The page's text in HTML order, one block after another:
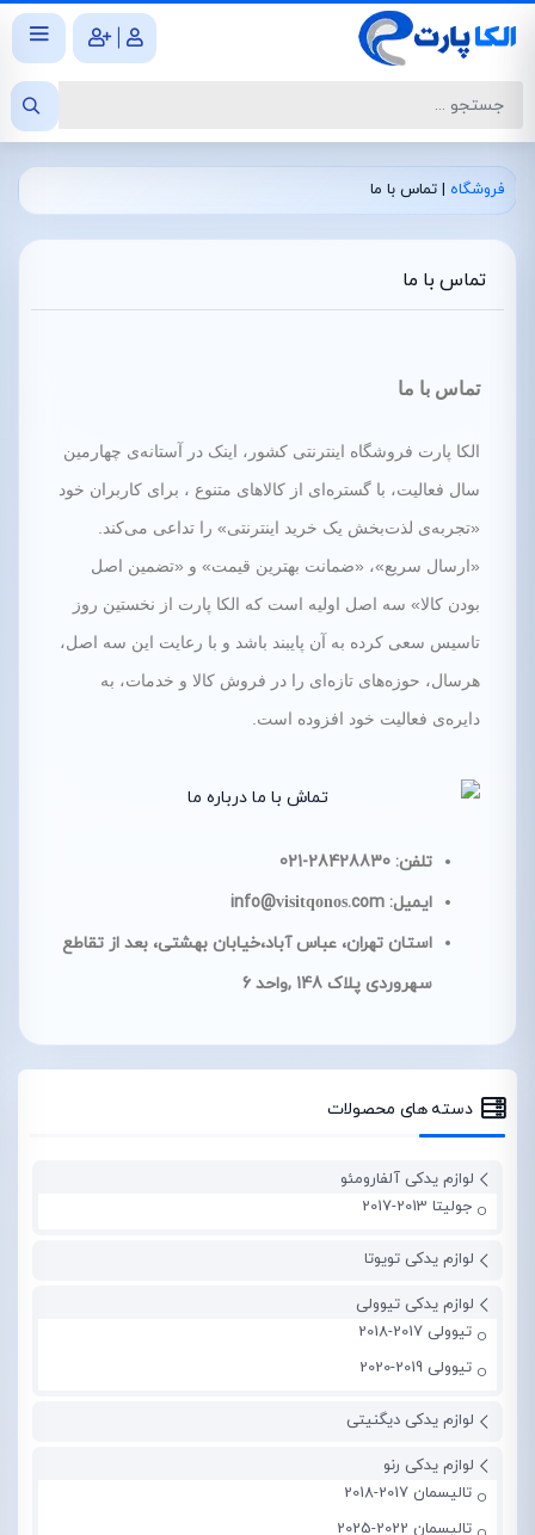
|
فروشگاه | تماس با ما
تماس با ما
تماس با ما
الکا پارت فروشگاه اینترنتی کشور، اینک در آستانه‌ی چهارمین
سال فعالیت، با گستره‌ای از کالاهای متنوع ، برای کاربران خود
«تجربه‌ی لذت‌بخش یک خرید اینترنتی» را تداعی می‌کند.
«ارسال سریع»، «ضمانت بهترین قیمت» و «تضمین اصل
بودن کالا» سه اصل اولیه است که الکا پارت از نخستین روز
تاسیس سعی کرده به آن پایبند باشد و با رعایت این سه اصل،
هرسال، حوزه‌های تازه‌ای را در فروش کالا و خدمات، به
دایره‌ی فعالیت خود افزوده است.
تلفن: 28428830-021
ایمیل: info@
visitqonos.com
استان تهران، عباس آباد،خیابان بهشتی، بعد از تقاطع
سهروردی پلاک 148 ,واحد 6
دسته های محصولات
لوازم یدکی آلفارومئو
جولیتا 2013-2017
لوازم یدکی تویوتا
لوازم یدکی تیوولی
تیوولی 2017-2018
تیوولی 2019-2020
لوازم یدکی دیگنیتی
لوازم یدکی رنو
تالیسمان 2017-2018
تالیسمان 2022-2025